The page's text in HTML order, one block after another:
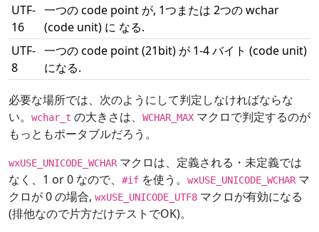
UTF-
16
一つの code point が, 1つまたは 2つの wchar
(code unit) に なる.
UTF-
8
一つの code point (21bit) が 1-4 バイト (code unit)
になる.
必要な場所では、次のようにして判定しなければならな
い。
wchar_t の大きさは、 WCHAR_MAX マクロで判定するのが
もっともポータブルだろう。
wxUSE_UNICODE_WCHARマクロは、定義される・未定義では
なく、1 or 0 なので、
#if を使う。 wxUSE_UNICODE_WCHARマ
クロが 0 の場合, wxUSE_UNICODE_UTF8 マクロが有効になる
(排他なので片方だけテストでOK)。